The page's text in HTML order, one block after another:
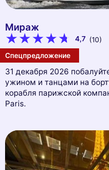
Мираж
4,7 (10)
Спецпредложение
31 декабря 2026
ужином и танцами на
корабля парижской
Paris.